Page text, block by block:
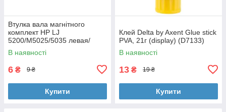
Втулка вала магнітного
комплект HP LJ
5200/M5025/5035 левая/
правая Foshan (MAG-7516A-
BSH-Foshan)
В наявності
6 ₴ 9 ₴
Купити
Клей Delta by Axent Glue stick
PVA, 21г (display) (D7133)
В наявності
13 ₴ 19 ₴
Купити